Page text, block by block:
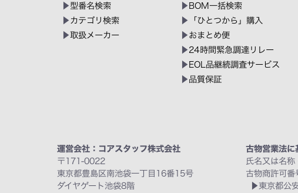
型番名検索
カテゴリ検索
取扱メーカー
BOM一括検索
「ひとつから」購入
おまとめ便
24時間緊急調達リレー
EOL品継続調査サービス
品質保証
運営会社：コアスタッフ株式会社
〒171-0022
東京都豊島区南池袋一丁目16番15号
ダイヤゲート池袋8階
古物営業法に
氏名又は名称
古物商許可番
東京都公